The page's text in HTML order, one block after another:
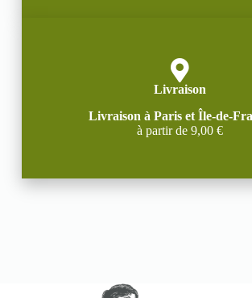
Livraison
Livraison à Paris et Île-de-
à partir de 9,00 €